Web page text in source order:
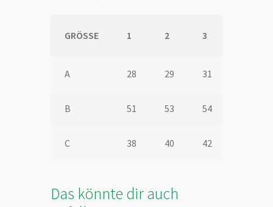
GRÖSSE 1 2 3
A 28 29 31
B 51 53 54
C 38 40 42
Das könnte dir auch